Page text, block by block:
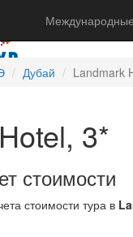
Дубай Landmark
3*
стоимости
стоимости тура в